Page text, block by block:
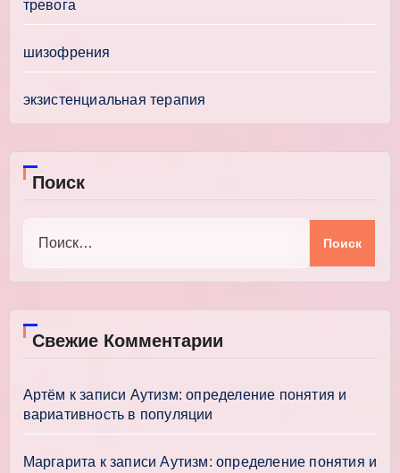
тревога
шизофрения
экзистенциальная терапия
Поиск
Свежие Комментарии
Артём к записи Аутизм: определение понятия и
вариативность в популяции
Маргарита к записиАутизм: определение понятия и